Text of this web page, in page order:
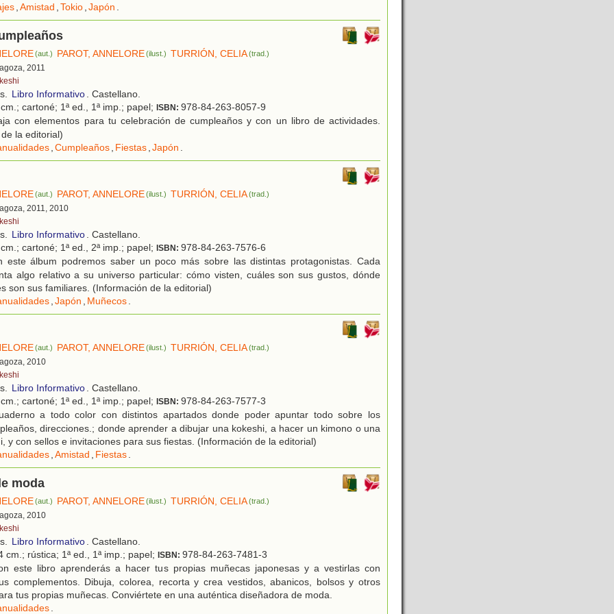
,Amistad ,Tokio,Japón .
(aut.) PAROT, ANNELORE(ilust.) TURRIÓN, CELIA(trad.)
2011
Libro Informativo. Castellano.
cartoné; 1ª ed., 1ª imp.; papel; ISBN: 978-84-263-8057-9
con elementos para tu celebración de cumpleaños y con un libro de actividades.
la editorial)
,Cumpleaños, Fiestas,Japón .
(aut.) PAROT, ANNELORE(ilust.) TURRIÓN, CELIA(trad.)
2011, 2010
Libro Informativo. Castellano.
cartoné; 1ª ed., 2ª imp.; papel; ISBN: 978-84-263-7576-6
este álbum podremos saber un poco más sobre las distintas protagonistas. Cada
algo relativo a su universo particular: cómo visten, cuáles son sus gustos, dónde
son sus familiares. (Información de la editorial)
,Japón , Muñecos.
(aut.) PAROT, ANNELORE(ilust.) TURRIÓN, CELIA(trad.)
2010
Libro Informativo. Castellano.
cartoné; 1ª ed., 1ª imp.; papel; ISBN: 978-84-263-7577-3
a todo color con distintos apartados donde poder apuntar todo sobre los
direcciones.; donde aprender a dibujar una kokeshi, a hacer un kimono o una
y con sellos e invitaciones para sus fiestas. (Información de la editorial)
,Amistad , Fiestas.
moda
(aut.) PAROT, ANNELORE(ilust.) TURRIÓN, CELIA(trad.)
2010
Libro Informativo. Castellano.
cm.; rústica; 1ª ed., 1ª imp.; papel; ISBN: 978-84-263-7481-3
este libro aprenderás a hacer tus propias muñecas japonesas y a vestirlas con
complementos. Dibuja, colorea, recorta y crea vestidos, abanicos, bolsos y otros
tus propias muñecas. Conviértete en una auténtica diseñadora de moda.
.